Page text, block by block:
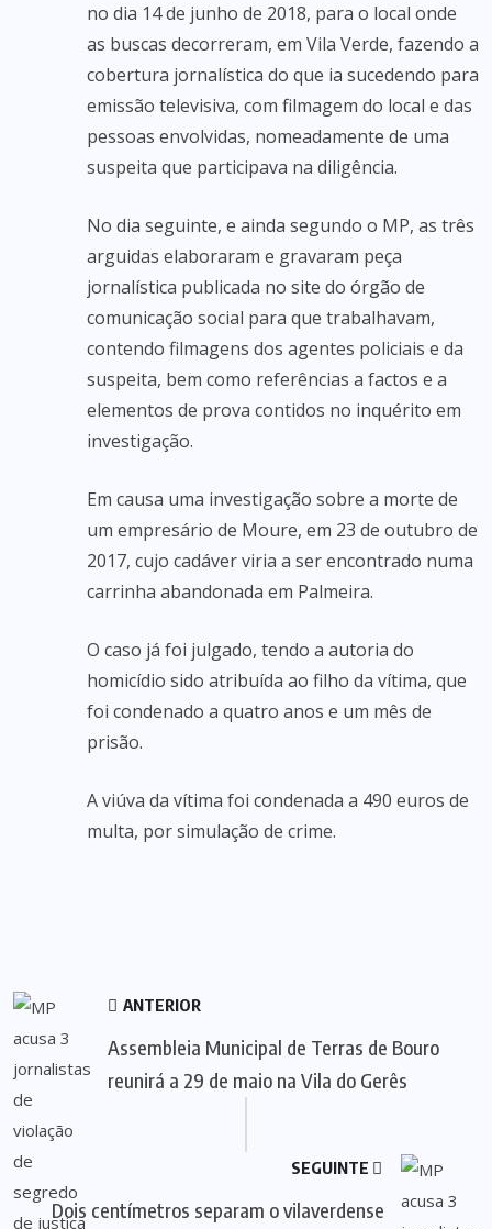
no dia 14 de junho de 2018, para o local onde
as buscas decorreram, em Vila Verde, fazendo a
cobertura jornalística do que ia sucedendo para
emissão televisiva, com filmagem do local e das
pessoas envolvidas, nomeadamente de uma
suspeita que participava na diligência.
No dia seguinte, e ainda segundo o MP, as três
arguidas elaboraram e gravaram peça
jornalística publicada no site do órgão de
comunicação social para que trabalhavam,
contendo filmagens dos agentes policiais e da
suspeita, bem como referências a factos e a
elementos de prova contidos no inquérito em
investigação.
Em causa uma investigação sobre a morte de
um empresário de Moure, em 23 de outubro de
2017, cujo cadáver viria a ser encontrado numa
carrinha abandonada em Palmeira.
O caso já foi julgado, tendo a autoria do
homicídio sido atribuída ao filho da vítima, que
foi condenado a quatro anos e um mês de
prisão.
A viúva da vítima foi condenada a 490 euros de
multa, por simulação de crime.
ANTERIOR
Assembleia Municipal de Terras de Bouro
reunirá a 29 de maio na Vila do Gerês
SEGUINTE
Dois centímetros separam o vilaverdense